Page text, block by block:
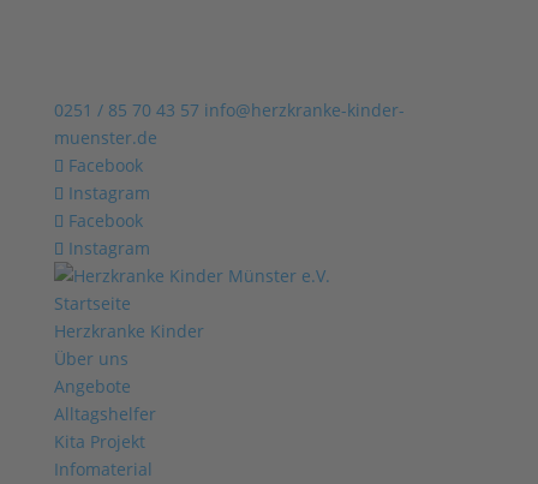
0251 / 85 70 43 57 info@herzkranke-kinder-
muenster.de
Facebook
Instagram
Facebook
Instagram
Startseite
Herzkranke Kinder
Über uns
Angebote
Alltagshelfer
Kita Projekt
Infomaterial